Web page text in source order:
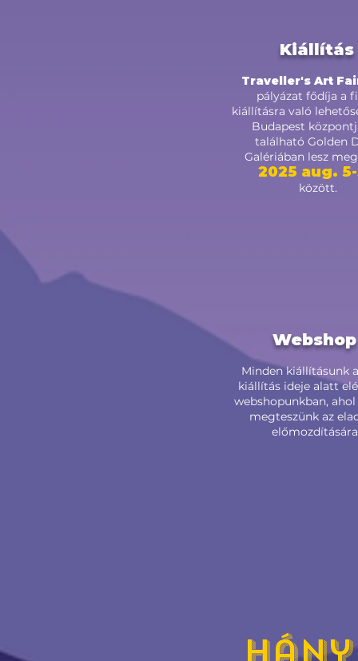
Kiállítás
Traveller's Art
pályázat fődíja a
kiállításra való
Budapest
található Golden
Galériában lesz
2025 aug.
között.
Minden kiállításunk
kiállítás ideje alatt
webshopunkban,
megteszünk az